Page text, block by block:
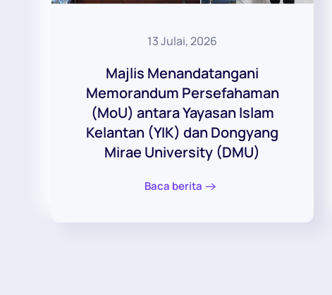
13 Julai, 2026
Majlis Menandatangani
Memorandum Persefahaman
(MoU) antara Yayasan Islam
Kelantan (YIK) dan Dongyang
Mirae University (DMU)
Baca berita